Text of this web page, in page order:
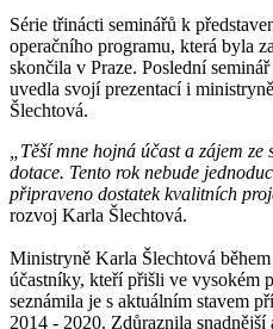
Série třinácti seminářů k
operačního programu, která byla
skončila v Praze. Poslední
uvedla svojí prezentací i
Šlechtová.
„Těší mne hojná účast a zájem
dotace. Tento rok nebude
připraveno dostatek kvalitních
rozvoj Karla Šlechtová.
Ministryně Karla Šlechtová
účastníky, kteří přišli ve vysokém
seznámila je s aktuálním stavem
2014 - 2020. Zdůraznila snadnější